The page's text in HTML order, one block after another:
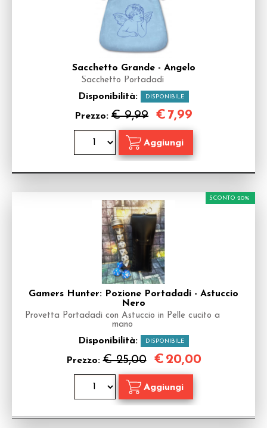
Sacchetto Grande - Angelo
Sacchetto Portadadi
Disponibilità: DISPONIBILE
Prezzo: € 9,99 € 7,99
Gamers Hunter: Pozione Portadadi - Astuccio
Nero
Provetta Portadadi con Astuccio in Pelle cucito a
mano
Disponibilità: DISPONIBILE
Prezzo:€ 25,00
SCONTO 20%
€ 20,00